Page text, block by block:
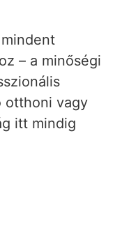
– a minőségi
otthoni vagy
itt mindig